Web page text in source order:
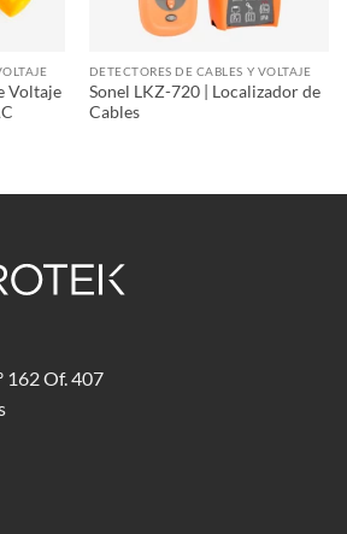
Voltaje
DETECTORES DE CABLES Y VOLTAJE
Sonel LKZ-720 | Localizador de
Cables
162 Of. 407